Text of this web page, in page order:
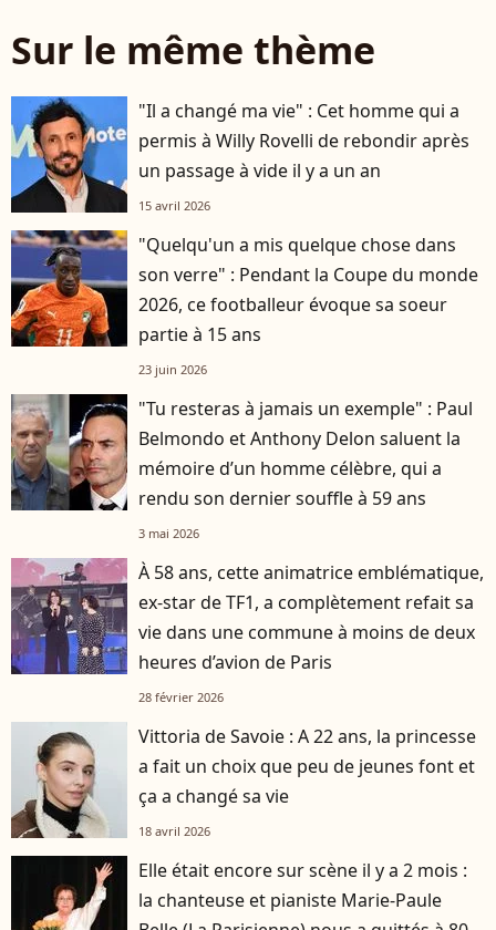
Sur le même thème
"Il a changé ma vie" : Cet homme qui a
permis à Willy Rovelli de rebondir après
un passage à vide il y a un an
15 avril 2026
"Quelqu'un a mis quelque chose dans
son verre" : Pendant la Coupe du monde
2026, ce footballeur évoque sa soeur
partie à 15 ans
23 juin 2026
"Tu resteras à jamais un exemple" : Paul
Belmondo et Anthony Delon saluent la
mémoire d’un homme célèbre, qui a
rendu son dernier souffle à 59 ans
3 mai 2026
À 58 ans, cette animatrice emblématique,
ex-star de TF1, a complètement refait sa
vie dans une commune à moins de deux
heures d’avion de Paris
28 février 2026
Vittoria de Savoie : A 22 ans, la princesse
a fait un choix que peu de jeunes font et
ça a changé sa vie
18 avril 2026
Elle était encore sur scène il y a 2 mois :
la chanteuse et pianiste Marie-Paule